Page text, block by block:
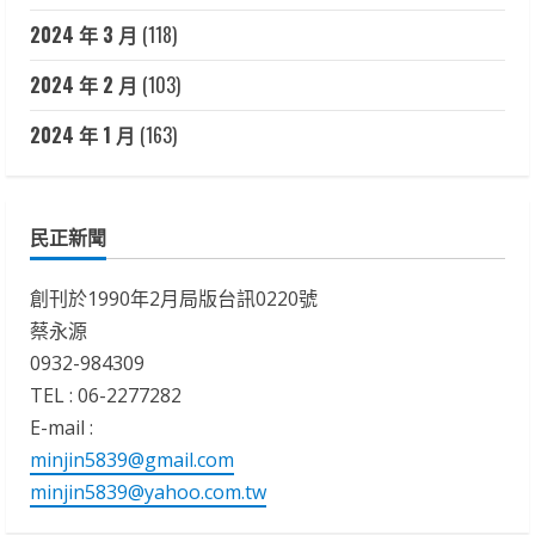
2024 年 3 月 (118)
2024 年 2 月 (103)
2024 年 1 月 (163)
民正新聞
創刊於1990年2月局版台訊0220號
蔡永源
0932-984309
TEL : 06-2277282
E-mail :
minjin5839@gmail.com
minjin5839@yahoo.com.tw